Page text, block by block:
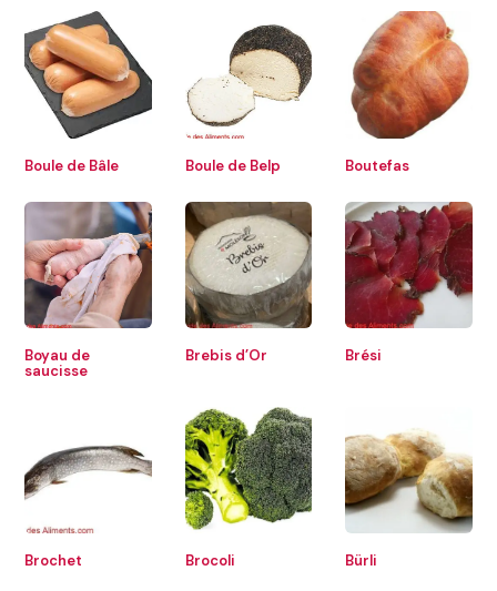
Boule de Bâle Boule de Belp Boutefas
Boyau de
saucisse
Brebis d’Or Brési
Brochet Brocoli Bürli